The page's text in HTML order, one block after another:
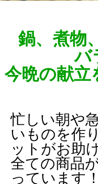
鍋、煮物
バ
今晩の献立
忙しい朝や
いものを作
ットがお助
全ての商品
っています